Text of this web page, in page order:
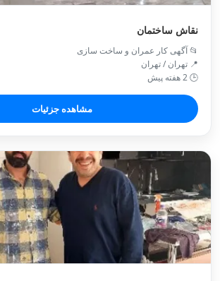
نقاش ساختمان
📂 آگهی کار عمران و ساخت سازی
📍 تهران / تهران
🕒 2 هفته پیش
مشاهده جزئیات